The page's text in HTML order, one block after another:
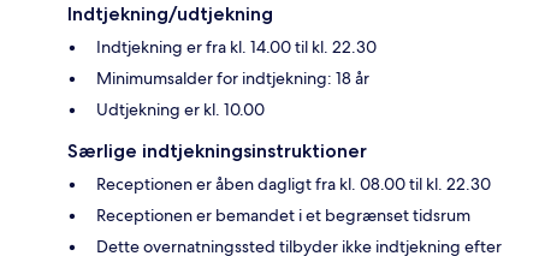
Indtjekning/udtjekning
Indtjekning er fra kl. 14.00 til kl. 22.30
Minimumsalder for indtjekning: 18 år
Udtjekning er kl. 10.00
Særlige indtjekningsinstruktioner
Receptionen er åben dagligt fra kl. 08.00 til kl. 22.30
Receptionen er bemandet i et begrænset tidsrum
Dette overnatningssted tilbyder ikke indtjekning efter